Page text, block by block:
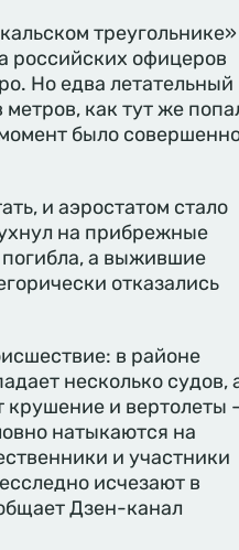
треугольнике»
российских офицеров
Но едва летательный
как тут же
было
и аэростатом стало
на прибрежные
а выжившие
отказались
в районе
несколько судов,
крушение и вертолеты
натыкаются на
и участники
исчезают в
Дзен-канал